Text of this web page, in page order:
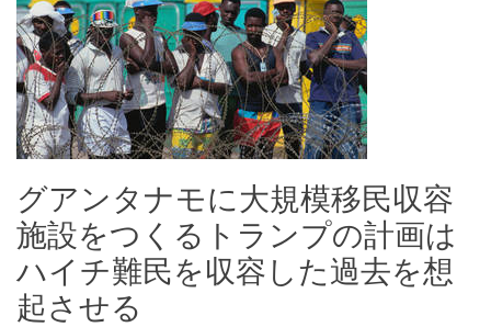
グアンタナモに大規模移民収容
施設をつくるトランプの計画は
ハイチ難民を収容した過去を想
起させる